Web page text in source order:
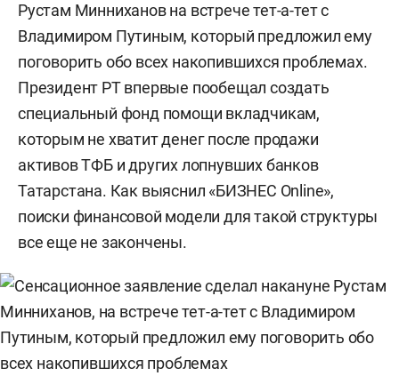
Рустам Минниханов на встрече тет-а-тет с
Владимиром Путиным, который предложил ему
поговорить обо всех накопившихся проблемах.
Президент РТ впервые пообещал создать
специальный фонд помощи вкладчикам,
которым не хватит денег после продажи
активов ТФБ и других лопнувших банков
Татарстана. Как выяснил «БИЗНЕС Online»,
поиски финансовой модели для такой структуры
все еще не закончены.